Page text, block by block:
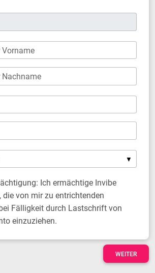
Ich ermächtige Invibe
die von mir zu entrichtenden
Fälligkeit durch Lastschrift von
einzuziehen.
WEITER